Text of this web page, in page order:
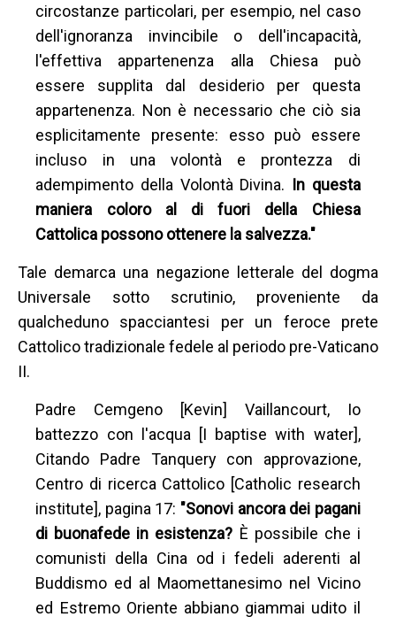
circostanze particolari, per esempio, nel caso
dell'ignoranza invincibile o dell'incapacità,
l'effettiva appartenenza alla Chiesa può
essere supplita dal desiderio per questa
appartenenza. Non è necessario che ciò sia
esplicitamente presente: esso può essere
incluso in una volontà e prontezza di
adempimento della Volontà Divina. In questa
maniera coloro al di fuori della Chiesa
Cattolica possono ottenere la salvezza."
Tale demarca una negazione letterale del dogma
Universale sotto scrutinio, proveniente da
qualcheduno spacciantesi per un feroce prete
Cattolico tradizionale fedele al periodo pre-Vaticano
II.
Padre Cemgeno [Kevin] Vaillancourt, Io
battezzo con l'acqua [I baptise with water],
Citando Padre Tanquery con approvazione,
Centro di ricerca Cattolico [Catholic research
institute], pagina 17: "Sonovi ancora dei pagani
di buonafede in esistenza? È possibile che i
comunisti della Cina od i fedeli aderenti al
Buddismo ed al Maomettanesimo nel Vicino
ed Estremo Oriente abbiano giammai udito il